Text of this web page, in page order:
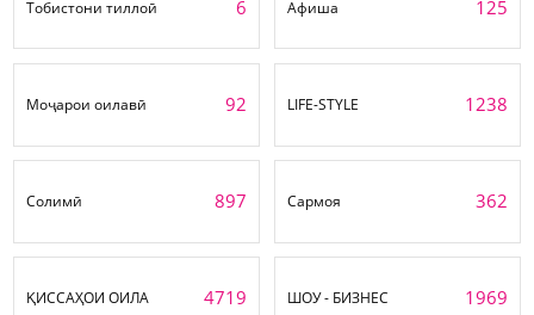
Тобистони тиллоӣ 6 Афиша 125
Моҷарои оилавӣ 92 LIFE-STYLE 1238
Солимӣ 897 Сармоя 362
ҚИССАҲОИ ОИЛА 4719 ШОУ - БИЗНЕС 1969